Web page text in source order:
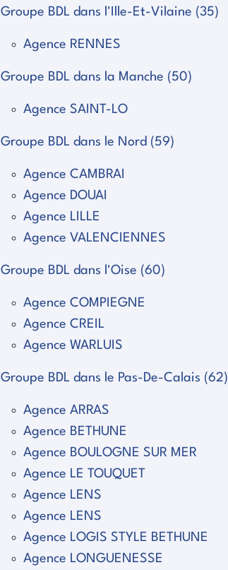
Groupe BDL dans l'Ille-Et-Vilaine (35)
Agence RENNES
Groupe BDL dans la Manche (50)
Agence SAINT-LO
Groupe BDL dans le Nord (59)
Agence CAMBRAI
Agence DOUAI
Agence LILLE
Agence VALENCIENNES
Groupe BDL dans l'Oise (60)
Agence COMPIEGNE
Agence CREIL
Agence WARLUIS
Groupe BDL dans le Pas-De-Calais (62)
Agence ARRAS
Agence BETHUNE
Agence BOULOGNE SUR MER
Agence LE TOUQUET
Agence LENS
Agence LENS
Agence LOGIS STYLE BETHUNE
Agence LONGUENESSE